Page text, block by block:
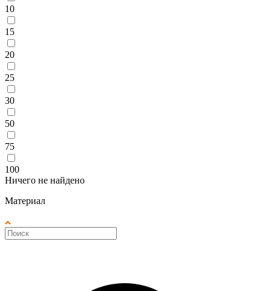
10
15
20
25
30
50
75
100
Ничего не найдено
Материал